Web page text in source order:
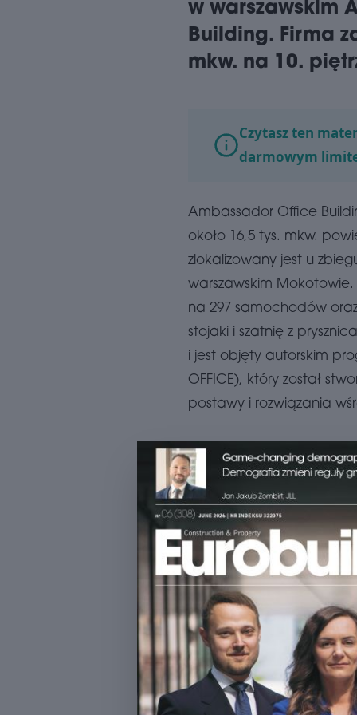
w warszawskim
Building. Firma
mkw. na 10.
Czytasz ten
darmowym
Ambassador Office
około 16,5 tys. mkw.
zlokalizowany jest u
warszawskim
na 297 samochodów
stojaki i szatnię z
i jest objęty autorskim
OFFICE), który został
postawy i rozwiązania
OSTATNIE NOWOŚCI
TYLKO U NAS